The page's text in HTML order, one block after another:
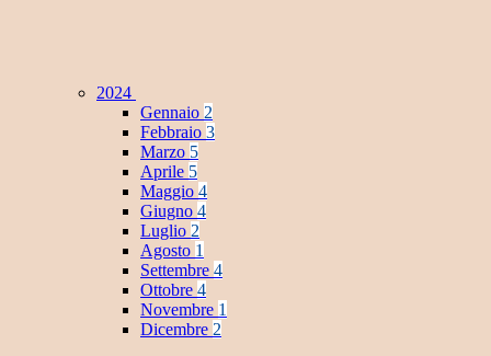
2024
Gennaio 2
Febbraio 3
Marzo 5
Aprile 5
Maggio 4
Giugno 4
Luglio 2
Agosto 1
Settembre 4
Ottobre 4
Novembre 1
Dicembre 2